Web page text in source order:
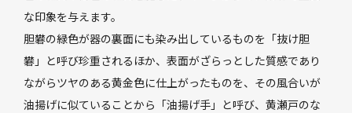
な印象を与えます。
胆礬の緑色が器の裏面にも染み出しているものを「抜け胆
礬」と呼び珍重されるほか、表面がざらっとした質感であり
ながらツヤのある黄金色に仕上がったものを、その風合いが
油揚げに似ていることから「油揚げ手」と呼び、黄瀬戸のな